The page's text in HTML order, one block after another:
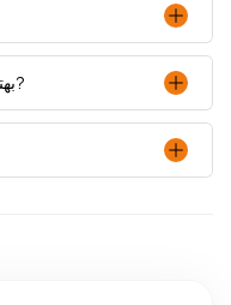
بهترین زمان برای گرفتن تور آبی چیست؟?